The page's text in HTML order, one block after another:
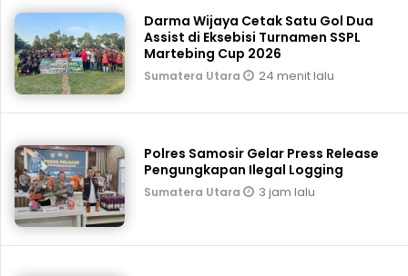
Darma Wijaya Cetak Satu Gol Dua
Assist di Eksebisi Turnamen SSPL
Martebing Cup 2026
Sumatera Utara 24 menit lalu
Polres Samosir Gelar Press Release
Pengungkapan Ilegal Logging
Sumatera Utara 3 jam lalu